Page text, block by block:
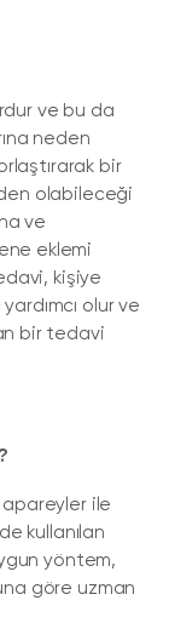
ve bu da
neden
bir
olabileceği
ve
eklemi
kişiye
olur ve
bir tedavi
ile
kullanılan
yöntem,
göre uzman